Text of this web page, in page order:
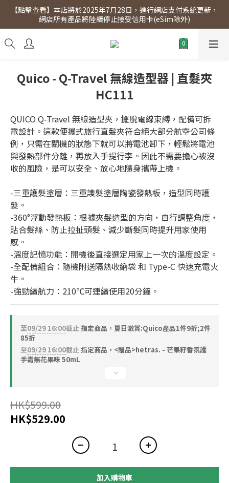
【點擊查看】會員專享 星期三全單95折!!!（優惠期至2026年12月
31日）。滿$300即免運費。
【點擊查看】本店將於2025年7月28日，進行網店支付系統更新，
網店所有產品將陸續停止接受信用卡(eSim除外)
【點擊查看】會員專享 星期三全單95折!!!（優惠期至2026年12月
31日）。滿$300即免運費。
Quico - Q-Travel 無線造型器 | 直髮夾
HC111
QUICO Q-Travel 無線造型夾，擺脫電線束縛，配備可拆
電設計。這款便攜式旅行直髮夾符合絕大部分航空公司條
例，只需在關機的狀態下就可以將電池卸下，輕鬆將電池
與發熱部件分離，再放入手提行李。因此不需要擔心被沒
收的風險，是可以安全、放心地隨身攜帶上機。
-三重護髮塗層：三重謢髮塗層陶瓷發熱板，造型同時護
髮。
-360°浮動發熱板：根據夾髮造型的方向，自行調整角度，
貼合髮絲、防止拉扯頭髮、減少斷髮同時提升用家使用
感。
-溫度記憶功能：開機後直接選定用家上一次的溫度設定。
-全配備組合：隨機附送隔熱收納袋 和 Type-C 快速充電火
牛。
-強勁續航力：210℃可連續使用20分鐘。
至09/29 16:00截止指定商品，夏日激賞:Quico產品1件9折;2件
85折
至09/29 16:00截止指定商品，<贈品>hetras. - 芒果籽香氛護
手霜無花果味 50mL
HK$599.00
HK$529.00
加入購物車